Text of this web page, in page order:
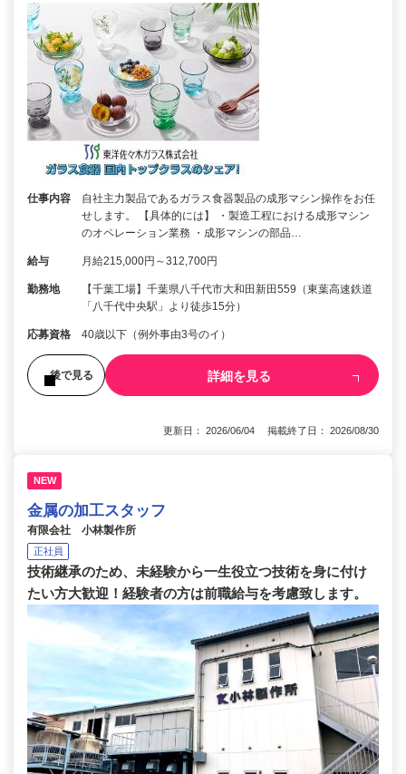
仕事内容
自社主力製品であるガラス食器製品の成形マシン操作をお任
せします。 【具体的には】 ・製造工程における成形マシン
のオペレーション業務 ・成形マシンの部品…
給与 月給215,000円～312,700円
勤務地
【千葉工場】千葉県八千代市大和田新田559（東葉高速鉄道
「八千代中央駅」より徒歩15分）
応募資格 40歳以下（例外事由3号のイ）
後で見る 詳細を見る
更新日： 2026/06/04 掲載終了日： 2026/08/30
NEW
金属の加工スタッフ
有限会社 小林製作所
正社員
技術継承のため、未経験から一生役立つ技術を身に付け
たい方大歓迎！経験者の方は前職給与を考慮致します。